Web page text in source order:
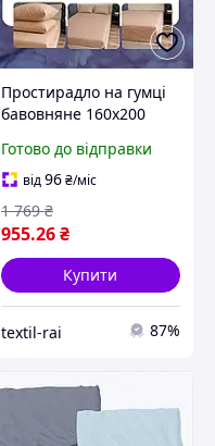
Простирадло на гумці
бавовняне 160х200
простирадло турція
Простирадло для
матраца м'яке
Готово до відправки
від96₴/міс
955.26₴
1 769 ₴
Купити
textil-rai 87%